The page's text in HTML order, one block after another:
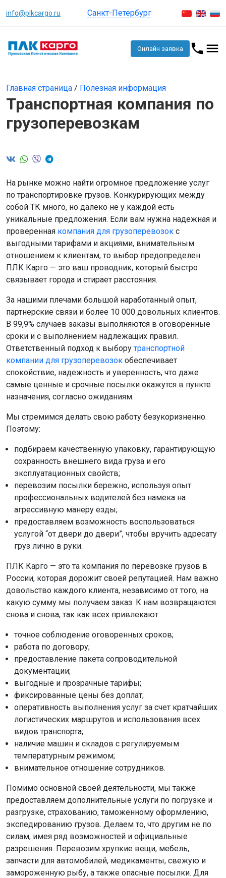
info@plkcargo.ru Санкт-Петербург
Онлайн заявка
Главная страница / Полезная информация
Транспортная компания по
грузоперевозкам
На рынке можно найти огромное предложение услуг
по транспортировке грузов. Конкурирующих между
собой ТК много, но далеко не у каждой есть
уникальные предложения. Если вам нужна надежная и
проверенная компания для грузоперевозок с
выгодными тарифами и акциями, внимательным
отношением к клиентам, то выбор предопределен.
ПЛК Карго — это ваш проводник, который быстро
связывает города и стирает расстояния.
За нашими плечами большой наработанный опыт,
партнерские связи и более 10 000 довольных клиентов.
В 99,9% случаев заказы выполняются в оговоренные
сроки и с выполнением надлежащих правил.
Ответственный подход к выбору транспортной
компании для грузоперевозок обеспечивает
спокойствие, надежность и уверенность, что даже
самые ценные и срочные посылки окажутся в пункте
назначения, согласно ожиданиям.
Мы стремимся делать свою работу безукоризненно.
Поэтому:
подбираем качественную упаковку, гарантирующую
сохранность внешнего вида груза и его
эксплуатационных свойств;
перевозим посылки бережно, используя опыт
профессиональных водителей без намека на
агрессивную манеру езды;
предоставляем возможность воспользоваться
услугой “от двери до двери”, чтобы вручить адресату
груз лично в руки.
ПЛК Карго — это та компания по перевозке грузов в
России, которая дорожит своей репутацией. Нам важно
довольство каждого клиента, независимо от того, на
какую сумму мы получаем заказ. К нам возвращаются
снова и снова, так как всех привлекают:
точное соблюдение оговоренных сроков;
работа по договору;
предоставление пакета сопроводительной
документации;
выгодные и прозрачные тарифы;
фиксированные цены без доплат;
оперативность выполнения услуг за счет кратчайших
логистических маршрутов и использования всех
видов транспорта;
наличие машин и складов с регулируемым
температурным режимом;
внимательное отношение сотрудников.
Помимо основной своей деятельности, мы также
предоставляем дополнительные услуги по погрузке и
разгрузке, страхованию, таможенному оформлению,
экспедированию грузов. Делаем то, что другим не по
силам, имея ряд возможностей и официальные
разрешения. Перевозим хрупкие вещи, мебель,
запчасти для автомобилей, медикаменты, свежую и
замороженную рыбу, а также опасные посылки. Для